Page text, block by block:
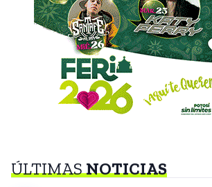
ÚLTIMASNOTICIAS